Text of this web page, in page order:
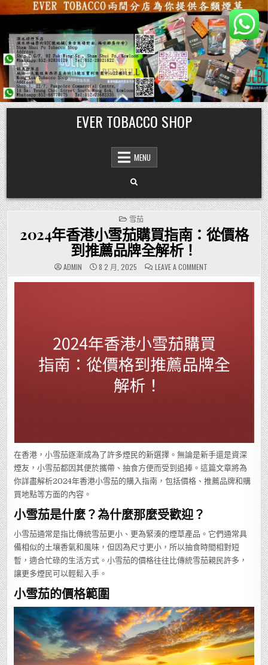
Skip
to
content
EVER TOBACCO SHOP
MENU
POSTED
IN
雪茄
2024年香港小雪茄購買指南：從價格
到推薦品牌全解析！
ADMIN 8 2 月, 2025 LEAVE A COMMENT
2024
年
指
南：
從
價
格
到
在香港，小雪茄逐漸成為了許多煙民的新選擇。無論是新手還是資深
煙友，小雪茄都因其便於攜帶、抽食方便而受到追捧。這篇文章將為
你詳盡解析2024年香港小雪茄的購入指南，包括價格、推薦品牌和購
買地點等方面的內容。
小雪茄是什麼？為什麼那麼受歡迎？
小雪茄通常是指比傳統雪茄更小、更為緊湊的煙草產品。它們通常具
備相似的土壤香氣和風味，但因為尺寸更小，所以抽食時間相對短
暫，適合忙碌的生活方式。小雪茄的價格往往比傳統雪茄親民許多，
讓更多煙民可以輕鬆入手。
小雪茄的價格範圍